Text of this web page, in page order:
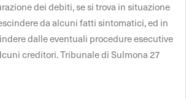
dei debiti, se si trova in situazione
da alcuni fatti sintomatici, ed in
dalle eventuali procedure esecutive
creditori. Tribunale di Sulmona 27